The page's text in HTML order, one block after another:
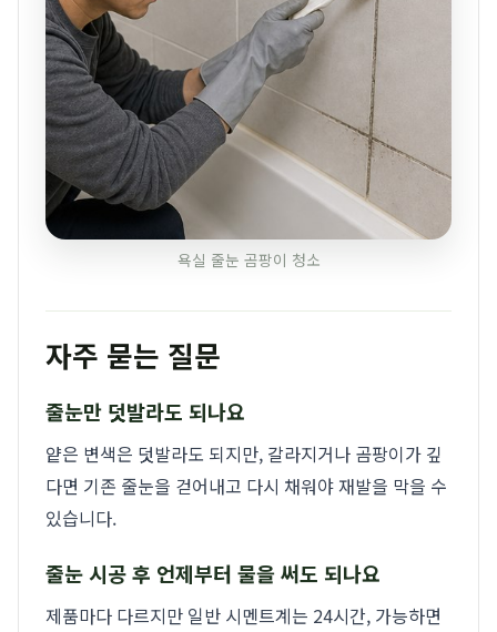
욕실 줄눈 곰팡이 청소
자주 묻는 질문
줄눈만 덧발라도 되나요
얕은 변색은 덧발라도 되지만, 갈라지거나 곰팡이가 깊
다면 기존 줄눈을 걷어내고 다시 채워야 재발을 막을 수
있습니다.
줄눈 시공 후 언제부터 물을 써도 되나요
제품마다 다르지만 일반 시멘트계는 24시간, 가능하면